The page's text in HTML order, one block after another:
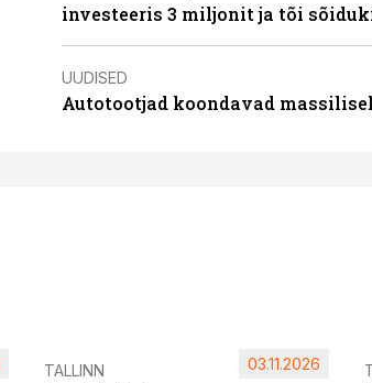
investeeris 3 miljonit ja tõi
UUDISED
Autotootjad koondavad
TALLINN 03.11.2026